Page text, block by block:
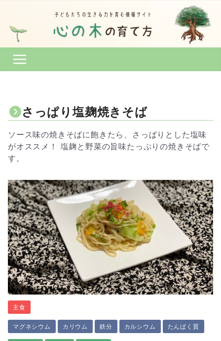
さっぱり塩麹焼きそば
ソース味の焼きそばに飽きたら、さっぱりとした塩味
がオススメ！ 塩麹と野菜の旨味たっぷりの焼きそばで
す。
主食
マグネシウム カリウム 鉄分 カルシウム たんぱく質